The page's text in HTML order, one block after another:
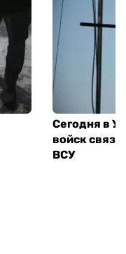
Сегодня в
войск
ВСУ